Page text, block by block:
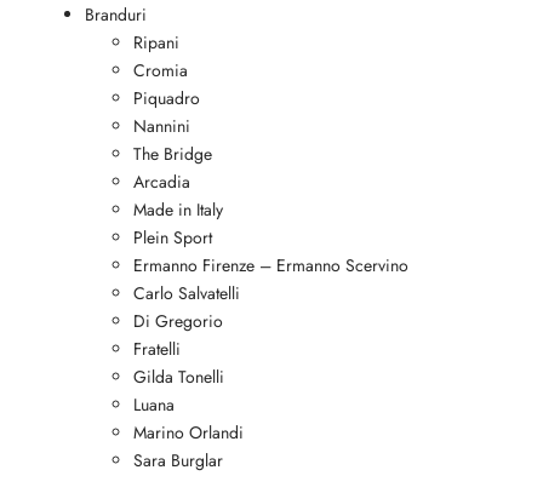
Branduri
Ripani
Cromia
Piquadro
Nannini
The Bridge
Arcadia
Made in Italy
Plein Sport
Ermanno Firenze – Ermanno Scervino
Carlo Salvatelli
Di Gregorio
Fratelli
Gilda Tonelli
Luana
Marino Orlandi
Sara Burglar